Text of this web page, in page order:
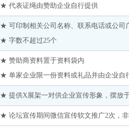
★ 代表证绳由赞助企业自行提供
★ 可印制相关公司名称、联系电话或公司
★ 字数不超过25个
★ 赞助商资料置于资料袋内
★ 单家企业限一份资料或礼品并由企业自
★ 提供X展架一对供企业宣传形象，摆放
★ 论坛宣传期间微信宣传软文推广2次，